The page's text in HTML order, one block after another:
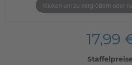
Klicken um zu vergrößern oder
17,99